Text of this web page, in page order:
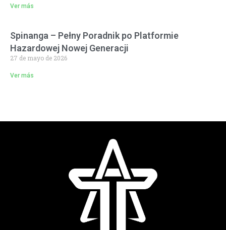
Ver más
Spinanga – Pełny Poradnik po Platformie
Hazardowej Nowej Generacji
27 de mayo de 2026
Ver más